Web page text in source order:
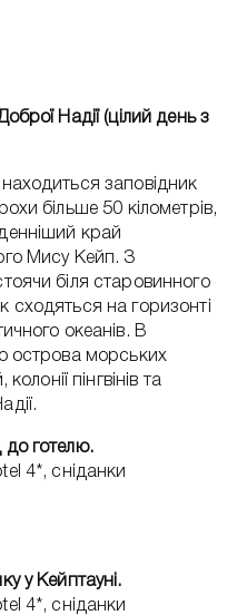
Надії (цілий день з
заповідник
більше 50 кілометрів,
край
Мису Кейп. З
біля старовинного
на горизонті
океанів. В
острова морських
пінгвінів та
до готелю.
4*, сніданки
у Кейптауні.
4*, сніданки